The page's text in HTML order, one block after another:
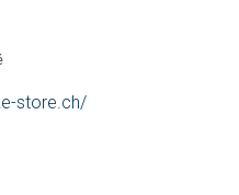
store.ch/